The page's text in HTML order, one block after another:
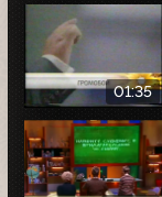
01:35